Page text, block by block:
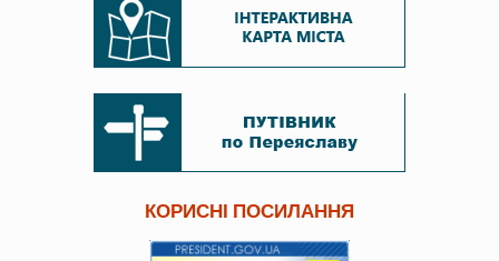
КОРИСНІ ПОСИЛАННЯ